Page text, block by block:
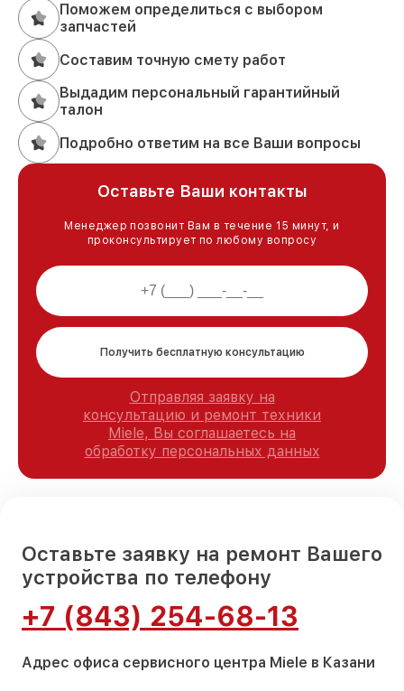
Поможем определиться с выбором
запчастей
Составим точную смету работ
Выдадим персональный гарантийный
талон
Подробно ответим на все Ваши вопросы
Оставьте Ваши контакты
Менеджер позвонит Вам в течение 15 минут, и
проконсультирует по любому вопросу
Получить бесплатную консультацию
Отправляя заявку на
консультацию и ремонт техники
Miele, Вы соглашаетесь на
обработку персональных данных
Оставьте заявку на ремонт Вашего
устройства по телефону
+7 (843) 254-68-13
Адрес офиса сервисного центра Miele в Казани